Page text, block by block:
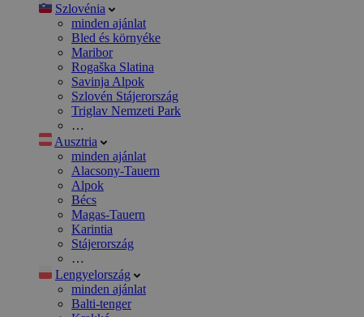
Szlovénia
minden ajánlat
Bled és környéke
Maribor
Rogaška Slatina
Savinja Alpok
Szlovén Stájerország
Triglav Nemzeti Park
…
Ausztria
minden ajánlat
Alacsony-Tauern
Alpok
Bécs
Magas-Tauern
Karintia
Stájerország
…
Lengyelország
minden ajánlat
Balti-tenger